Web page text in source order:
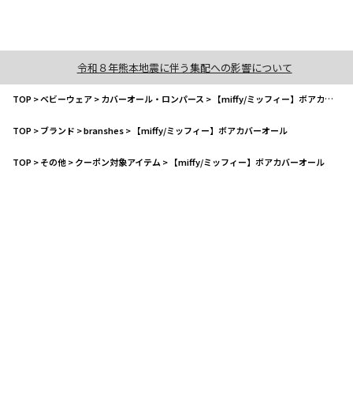
令和８年熊本地震に伴う集配への影響について
TOP>ベビーウェア>カバーオール・ロンパース > 【miffy/ミッフィー】ボアカバーオール
TOP>ブランド >branshes> 【miffy/ミッフィー】ボアカバーオール
TOP>その他>クーポン対象アイテム > 【miffy/ミッフィー】ボアカバーオール